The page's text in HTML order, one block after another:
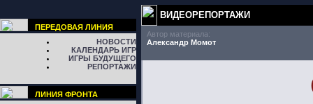
ПЕРЕДОВАЯ ЛИНИЯ
НОВОСТИ
КАЛЕНДАРЬ ИГР
ИГРЫ БУДУЩЕГО
РЕПОРТАЖИ
ЛИНИЯ ФРОНТА
ВИДЕОРЕПОРТАЖИ
Автор материала:
Александр Момот